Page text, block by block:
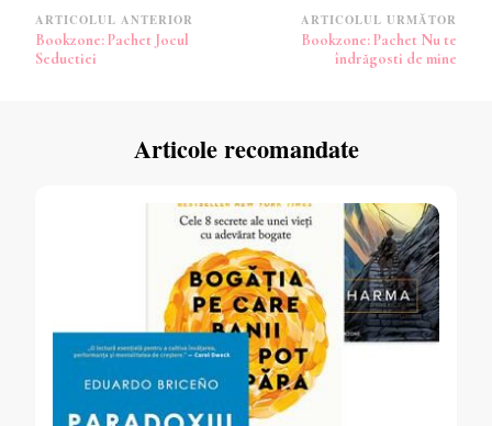
Navigare
în
ARTICOLUL ANTERIOR
Bookzone: Pachet Jocul
Seductiei
ARTICOLUL URMĂTOR
Bookzone: Pachet Nu te
îndrăgosti de mine
Articole recomandate